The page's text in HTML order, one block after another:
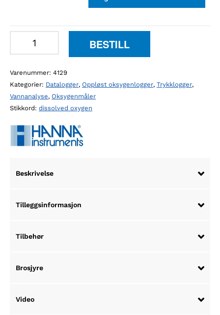
oksygenmåler
antall
BESTILL
Varenummer: 4129
Kategorier: Datalogger, Oppløst oksygenlogger, Trykklogger,
Vannanalyse, Oksygenmåler
Stikkord: dissolved oxygen
Beskrivelse
Tilleggsinformasjon
Tilbehør
Brosjyre
Video